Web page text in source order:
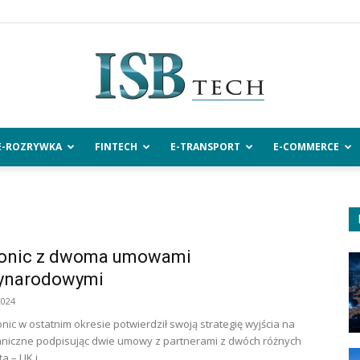
ISBtech.pl
ROZRYWKA FINTECH E-TRANSPORT E-COMMERCE
z dwoma umowami
w ostatnim okresie potwierdził swoją strategię wyjścia na
podpisując dwie umowy z partnerami z dwóch różnych